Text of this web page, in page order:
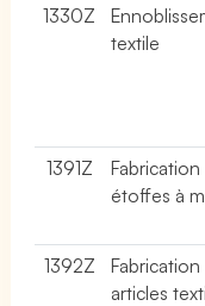
1330Z
textile
1391Z
Fabrication
étoffes à
1392Z
Fabrication
articles